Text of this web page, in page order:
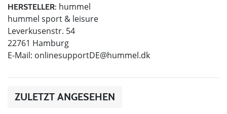
HERSTELLER: hummel
hummel sport & leisure
Leverkusenstr. 54
22761 Hamburg
E-Mail: onlinesupportDE@hummel.dk
ZULETZT ANGESEHEN